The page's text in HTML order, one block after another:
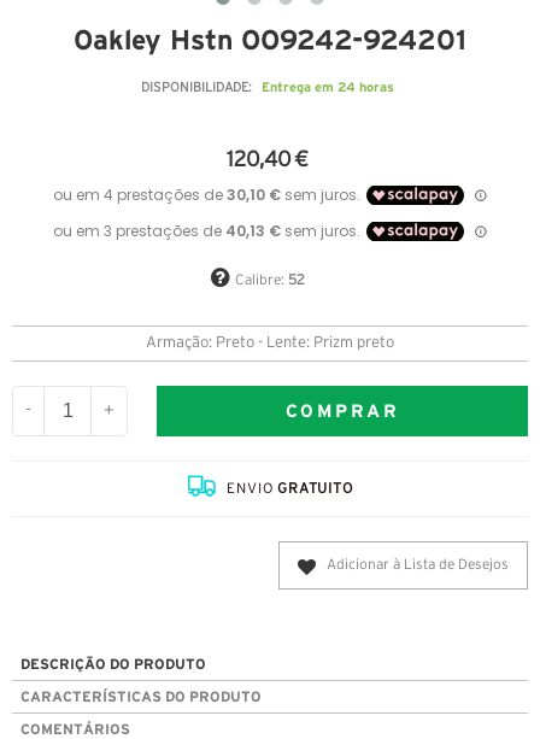
Oakley Hstn OO9242-924201
DISPONIBILIDADE: Entrega em 24 horas
120,40 €
Calibre: 52
Armação: Preto - Lente: Prizm preto
- + COMPRAR
ENVIOGRATUITO
Adicionar à Lista de Desejos
DESCRIÇÃO DO PRODUTO
CARACTERÍSTICAS DO PRODUTO
COMENTÁRIOS